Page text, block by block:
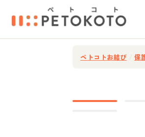
ペトコトお結び 保